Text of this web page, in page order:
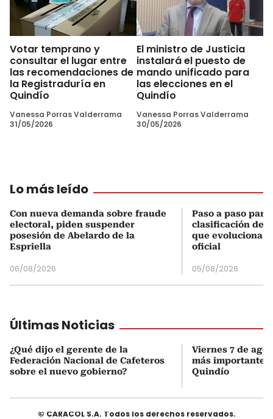
Votar temprano y
consultar el lugar entre
las recomendaciones de
la Registraduría en
Quindío
Vanessa Porras Valderrama
31/05/2026
El ministro de Justicia
instalará el puesto de
mando unificado para
las elecciones en el
Quindío
Vanessa Porras Valderrama
30/05/2026
Lo más leído
Con nueva demanda sobre fraude
electoral, piden suspender
posesión de Abelardo de la
Espriella
06/08/2026
Paso a paso
clasificación del
que evoluciona
oficial
05/08/2026
Últimas Noticias
¿Qué dijo el gerente de la
Federación Nacional de Cafeteros
sobre el nuevo gobierno?
Viernes 7 de
más importantes
Quindío
© CARACOL S.A. Todos los derechos reservados.